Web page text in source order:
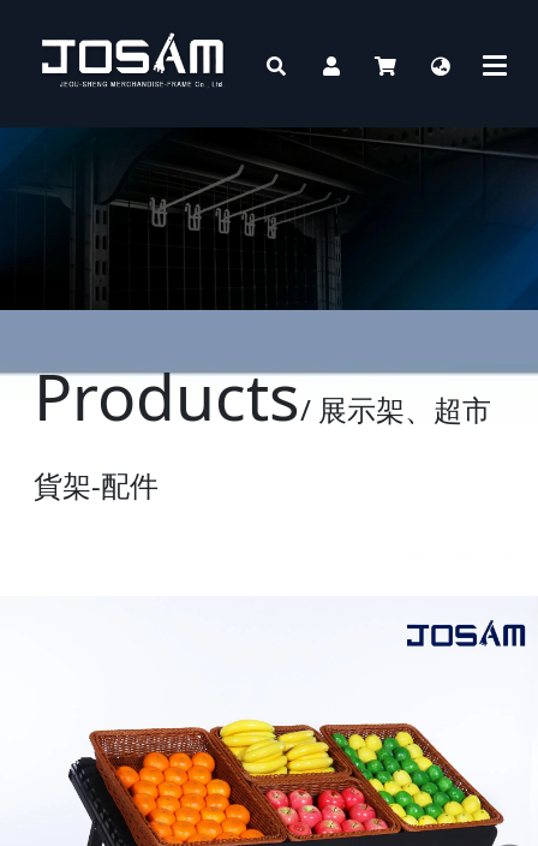
Products/ 展示架、超市
貨架-配件